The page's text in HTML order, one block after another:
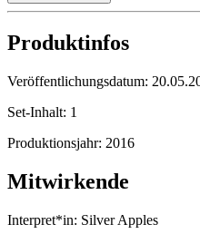
Produktinfos
Veröffentlichungsdatum:
Set-Inhalt: 1
Produktionsjahr: 2016
Mitwirkende
Interpret*in: Silver Apples